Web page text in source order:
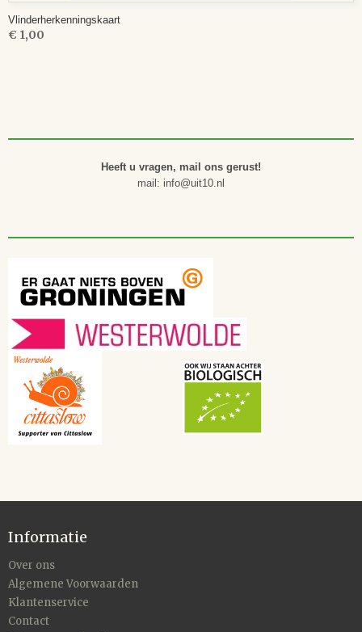
Vlinderherkenningskaart
€ 1,00
Heeft u vragen, mail ons gerust!
mail: info@uit10.nl
Informatie
Over ons
Algemene Voorwaarden
Klantenservice
Contact